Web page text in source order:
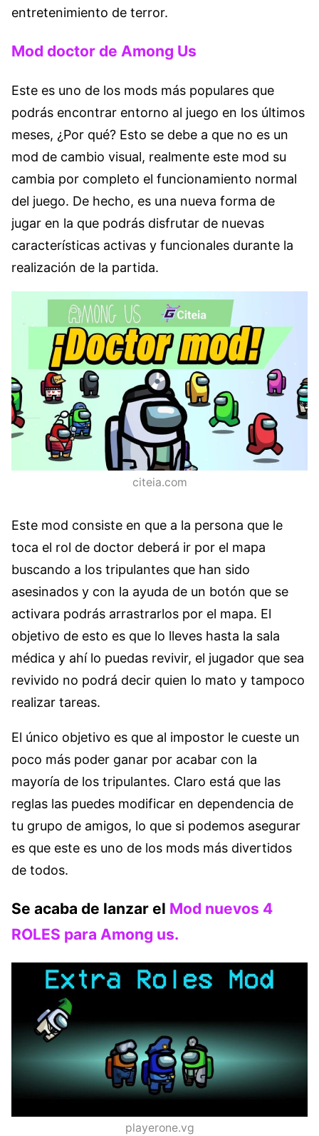
entretenimiento de terror.
Mod doctor de Among Us
Este es uno de los mods más populares que
podrás encontrar entorno al juego en los últimos
meses, ¿Por qué? Esto se debe a que no es un
mod de cambio visual, realmente este mod su
cambia por completo el funcionamiento normal
del juego. De hecho, es una nueva forma de
jugar en la que podrás disfrutar de nuevas
características activas y funcionales durante la
realización de la partida.
citeia.com
Este mod consiste en que a la persona que le
toca el rol de doctor deberá ir por el mapa
buscando a los tripulantes que han sido
asesinados y con la ayuda de un botón que se
activara podrás arrastrarlos por el mapa. El
objetivo de esto es que lo lleves hasta la sala
médica y ahí lo puedas revivir, el jugador que sea
revivido no podrá decir quien lo mato y tampoco
realizar tareas.
El único objetivo es que al impostor le cueste un
poco más poder ganar por acabar con la
mayoría de los tripulantes. Claro está que las
reglas las puedes modificar en dependencia de
tu grupo de amigos, lo que si podemos asegurar
es que este es uno de los mods más divertidos
de todos.
Se acaba de lanzar el Mod nuevos 4
ROLES para Among us.
playerone.vg